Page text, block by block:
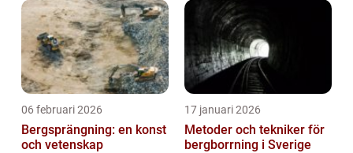
06 februari 2026
Bergsprängning: en konst
och vetenskap
17 januari 2026
Metoder och tekniker för
bergborrning i Sverige